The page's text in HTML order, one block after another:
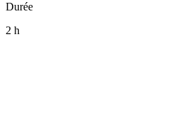
Durée
2 h